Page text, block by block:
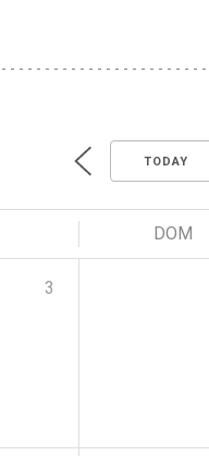
TODAY
DOM
3